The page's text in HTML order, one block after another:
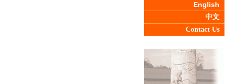
English
中文
Contact Us